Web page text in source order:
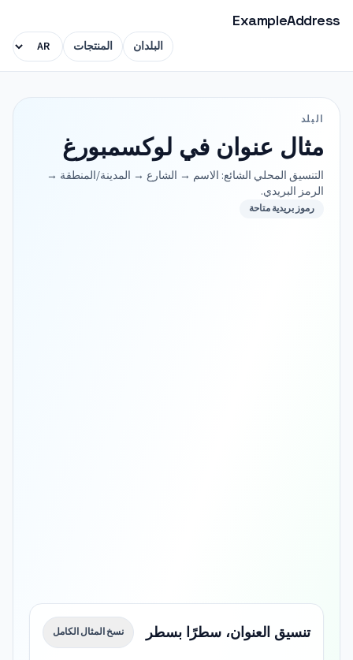
ExampleAddress
البلدان المنتجات
البلد
مثال عنوان في لوكسمبورغ
التنسيق المحلي الشائع: الاسم → الشارع → المدينة/المنطقة →
الرمز البريدي.
رموز بريدية متاحة
تنسيق العنوان، سطرًا بسطر نسخ المثال الكامل